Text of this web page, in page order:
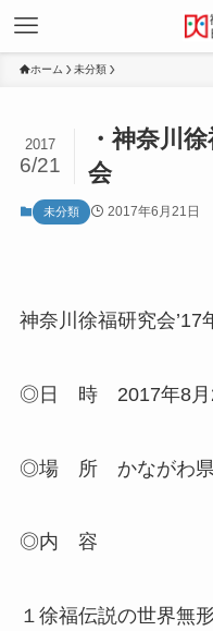
ホーム 未分類
・神奈川
会
2017
6/21
未分類 2017年6月21日
神奈川徐福研究会
◎日 時 2017年8月
◎場 所 かながわ県
◎内 容
１徐福伝説の世界無